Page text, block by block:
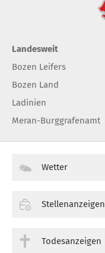
Landesweit
Bozen Leifers
Bozen Land
Ladinien
Meran-Burggrafenamt
Wetter
Stellenanzeigen
Todesanzeigen